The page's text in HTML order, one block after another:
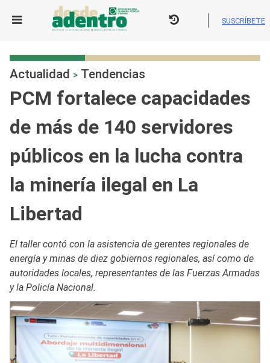
SUSCRÍBETE
Actualidad > Tendencias
PCM fortalece capacidades
de más de 140 servidores
públicos en la lucha contra
la minería ilegal en La
Libertad
El taller contó con la asistencia de gerentes regionales de
energía y minas de diez gobiernos regionales, así como de
autoridades locales, representantes de las Fuerzas Armadas
y la Policía Nacional.